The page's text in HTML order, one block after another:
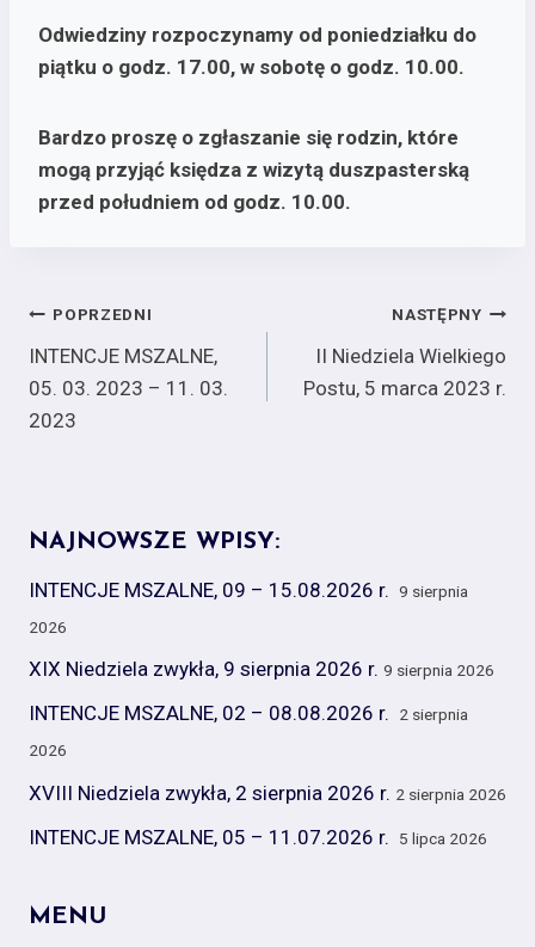
Odwiedziny rozpoczynamy od poniedziałku do
piątku o godz. 17.00, w sobotę o godz. 10.00.
Bardzo proszę o zgłaszanie się rodzin, które
mogą przyjąć księdza z wizytą duszpasterską
przed południem od godz. 10.00.
Nawigacja
wpisu
POPRZEDNI
INTENCJE MSZALNE,
05. 03. 2023 – 11. 03.
2023
NASTĘPNY
II Niedziela Wielkiego
Postu, 5 marca 2023 r.
NAJNOWSZE WPISY:
INTENCJE MSZALNE, 09 – 15.08.2026 r.
9 sierpnia
2026
XIX Niedziela zwykła, 9 sierpnia 2026 r. 9 sierpnia 2026
INTENCJE MSZALNE, 02 – 08.08.2026 r.
2 sierpnia
2026
XVIII Niedziela zwykła, 2 sierpnia 2026 r. 2 sierpnia 2026
INTENCJE MSZALNE, 05 – 11.07.2026 r. 5 lipca 2026
MENU